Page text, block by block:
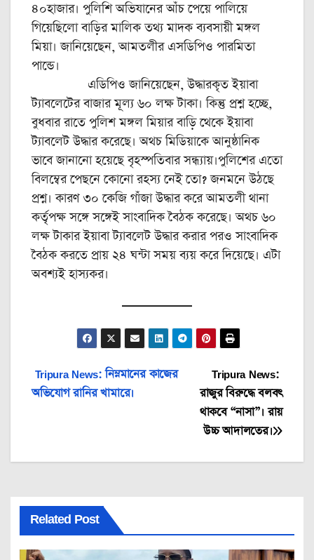
৪০হাজার। পুলিশি অভিযানের আঁচ পেয়ে পালিয়ে
গিয়েছিলো বাড়ির মালিক তথ্য মাদক ব্যবসায়ী মঙ্গল
মিয়া। জানিয়েছেন, আমতলীর এসডিপিও পারমিতা
পান্ডে।
এডিপিও জানিয়েছেন, উদ্ধারকৃত ইয়াবা
ট্যাবলেটের বাজার মূল্য ৬০ লক্ষ টাকা। কিন্তু প্রশ্ন হচ্ছে,
বুধবার রাতে পুলিশ মঙ্গল মিয়ার বাড়ি থেকে ইয়াবা
ট্যাবলেট উদ্ধার করেছে। অথচ মিডিয়াকে আনুষ্ঠানিক
ভাবে জানানো হয়েছে বৃহস্পতিবার সন্ধ্যায়।পুলিশের এতো
বিলম্বের পেছনে কোনো রহস্য নেই তো? জনমনে উঠছে
প্রশ্ন। কারণ ৩০ কেজি গাঁজা উদ্ধার করে আমতলী থানা
কর্তৃপক্ষ সঙ্গে সঙ্গেই সাংবাদিক বৈঠক করেছে। অথচ ৬০
লক্ষ টাকার ইয়াবা ট্যাবলেট উদ্ধার করার পরও সাংবাদিক
বৈঠক করতে প্রায় ২৪ ঘন্টা সময় ব্যয় করে দিয়েছে। এটা
অবশ্যই হাস্যকর।
Post
Tripura News:
রাজুর বিরুদ্ধে বলবৎ
থাকবে “নাসা”। রায়
উচ্চ আদালতের।
Tripura News: নিম্নমানের কাজের
অভিযোগ রানির খামারে।
Related Post